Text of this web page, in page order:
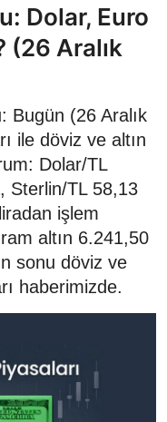
Dolar, Euro
(26 Aralık
Bugün (26 Aralık
ile döviz ve altın
Dolar/TL
Sterlin/TL 58,13
işlem
altın 6.241,50
sonu döviz ve
haberimizde.